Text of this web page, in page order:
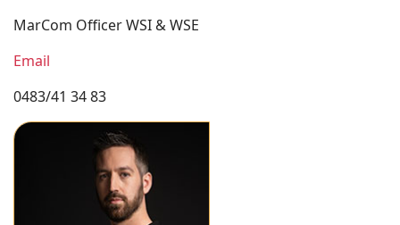
MarCom Officer WSI & WSE
Email
0483/41 34 83